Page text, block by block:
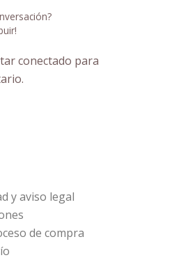
conectado para
y aviso legal
de compra